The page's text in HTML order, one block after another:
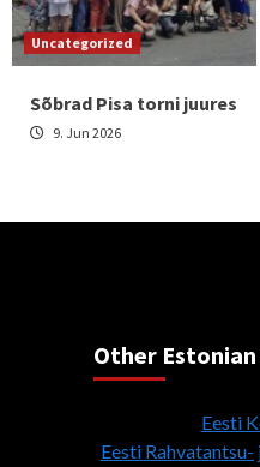
Uncategorized
Sõbrad Pisa torni juures
9. Jun 2026
Other
Eesti
Eesti Rahvatantsu-